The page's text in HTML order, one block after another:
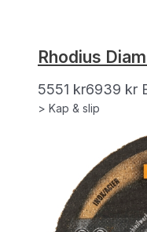
Rhodius
5551 kr6939 kr
> Kap & slip